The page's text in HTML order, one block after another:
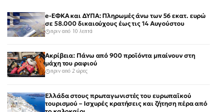
e-ΕΦΚΑ και ΔΥΠΑ: Πληρωμές άνω των 56 εκατ. ευρώ
σε 58.000 δικαιούχους έως τις 14 Αυγούστου
πριν από 10 λεπτά
Ακρίβεια: Πάνω από 900 προϊόντα μπαίνουν στη
μάχη του ραφιού
πριν από 2 ώρες
Ελλάδα στους πρωταγωνιστές του ευρωπαϊκού
τουρισμού – Ισχυρές κρατήσεις και ζήτηση πέρα από